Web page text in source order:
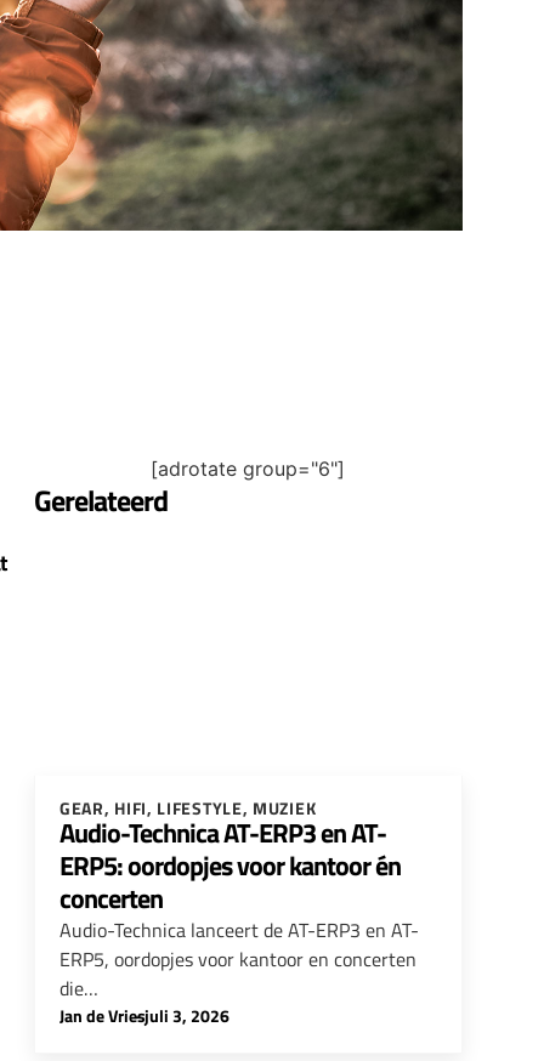
[adrotate group="6"]
Gerelateerd
GEAR, HIFI, LIFESTYLE, MUZIEK
Audio-Technica AT-ERP3 en AT-
ERP5: oordopjes voor kantoor én
concerten
Audio-Technica lanceert de AT-ERP3 en AT-
ERP5, oordopjes voor kantoor en concerten
die…
Jan de Vries
-juli 3, 2026